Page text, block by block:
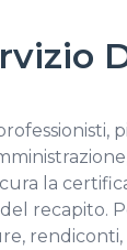
la
recapito.
rendiconti,